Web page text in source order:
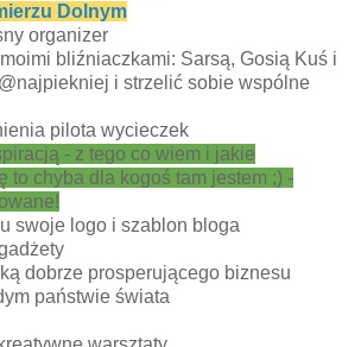
Dolnym
organizer
bliźniaczkami: Sarsą, Gosią Kuś i
i strzelić sobie wspólne
pilota wycieczek
- z tego co wiem i jakie
to chyba dla kogoś tam jestem ;) -
swoje logo i szablon bloga
dobrze prosperującego biznesu
państwie świata